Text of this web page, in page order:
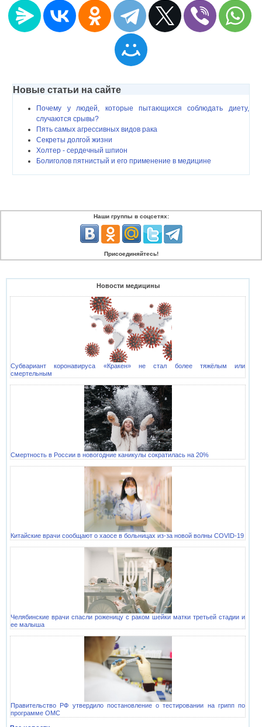
Новые статьи на сайте
Почему у людей, которые пытающихся соблюдать диету,
случаются срывы?
Пять самых агрессивных видов рака
Секреты долгой жизни
Холтер - сердечный шпион
Болиголов пятнистый и его применение в медицине
Наши группы в соцсетях:
Присоединяйтесь!
Новости медицины
Субвариант коронавируса «Кракен» не стал более тяжёлым или
смертельным
Смертность в России в новогодние каникулы сократилась на 20%
Китайские врачи сообщают о хаосе в больницах из-за новой волны COVID-19
Челябинские врачи спасли роженицу с раком шейки матки третьей стадии и
ее малыша
Правительство РФ утвердило постановление о тестировании на грипп по
программе ОМС